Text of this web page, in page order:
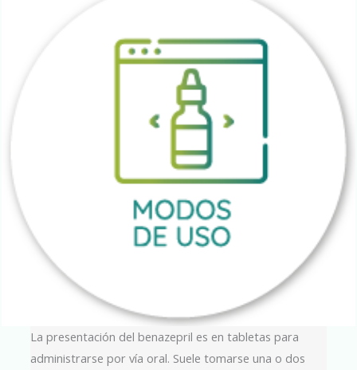
La presentación del benazepril es en tabletas para
administrarse por vía oral. Suele tomarse una o dos